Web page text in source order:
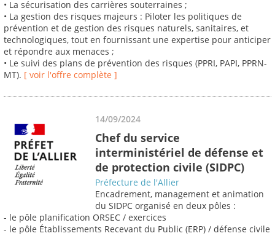
• La sécurisation des carrières souterraines ;
• La gestion des risques majeurs : Piloter les politiques de
prévention et de gestion des risques naturels, sanitaires, et
technologiques, tout en fournissant une expertise pour anticiper
et répondre aux menaces ;
• Le suivi des plans de prévention des risques (PPRI, PAPI, PPRN-
MT). [ voir l'offre complète ]
14/09/2024
Chef du service
interministériel de défense et
de protection civile (SIDPC)
Préfecture de l'Allier
Encadrement, management et animation
du SIDPC organisé en deux pôles :
- le pôle planification ORSEC / exercices
- le pôle Établissements Recevant du Public (ERP) / défense civile